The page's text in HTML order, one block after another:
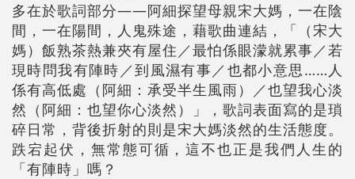
多在於歌詞部分——阿細探望母親宋大媽，一在陰
間，一在陽間，人鬼殊途，藉歌曲連結，「（宋大
媽）飯熟茶熱兼夾有屋住／最怕係眼濛就累事／若
現時問我有陣時／到風濕有事／也都小意思……人
係有高低處（阿細：承受半生風雨）／也望我心淡
然（阿細：也望你心淡然）」，歌詞表面寫的是瑣
碎日常，背後折射的則是宋大媽淡然的生活態度。
跌宕起伏，無常態可循，這不也正是我們人生的
「有陣時」嗎？